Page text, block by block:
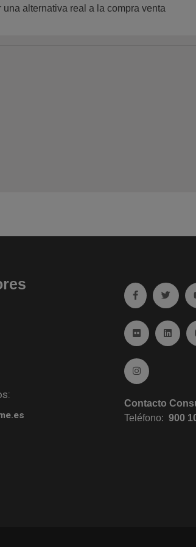
alternativa real a la compra venta
Ir a facebook
Ir a
Ir a FlickrIr a
Ir a
Contacto
Teléfono:900